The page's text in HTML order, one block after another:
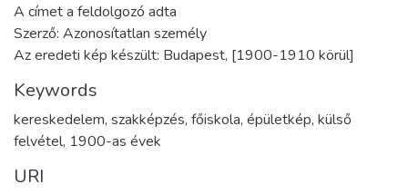
A címet a feldolgozó adta
Szerző: Azonosítatlan személy
Az eredeti kép készült: Budapest, [1900-1910 körül]
Keywords
kereskedelem, szakképzés, főiskola, épületkép, külső
felvétel, 1900-as évek
URI